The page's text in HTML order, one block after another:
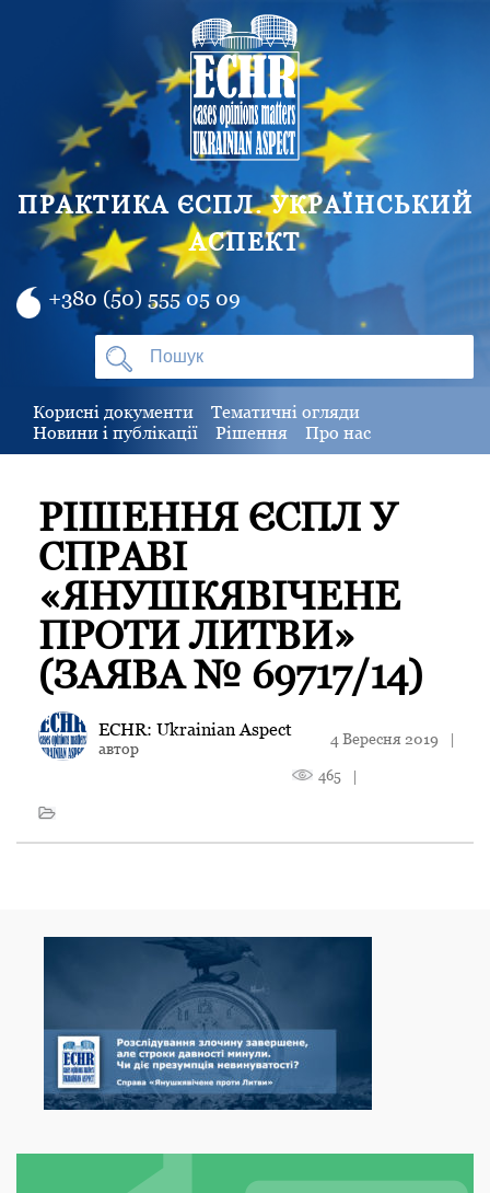
ПРАКТИКА ЄСПЛ. УКРАЇНСЬКИЙ
АСПЕКТ
+380 (50) 555 05 09
Корисні документи
Тематичні огляди
Новини і публікації
Рішення Про нас
РІШЕННЯ ЄСПЛ У
СПРАВІ
«ЯНУШКЯВІЧЕНЕ
ПРОТИ ЛИТВИ»
(ЗАЯВА № 69717/14)
ECHR: Ukrainian Aspect
автор
4 Вересня 2019 |
465 |